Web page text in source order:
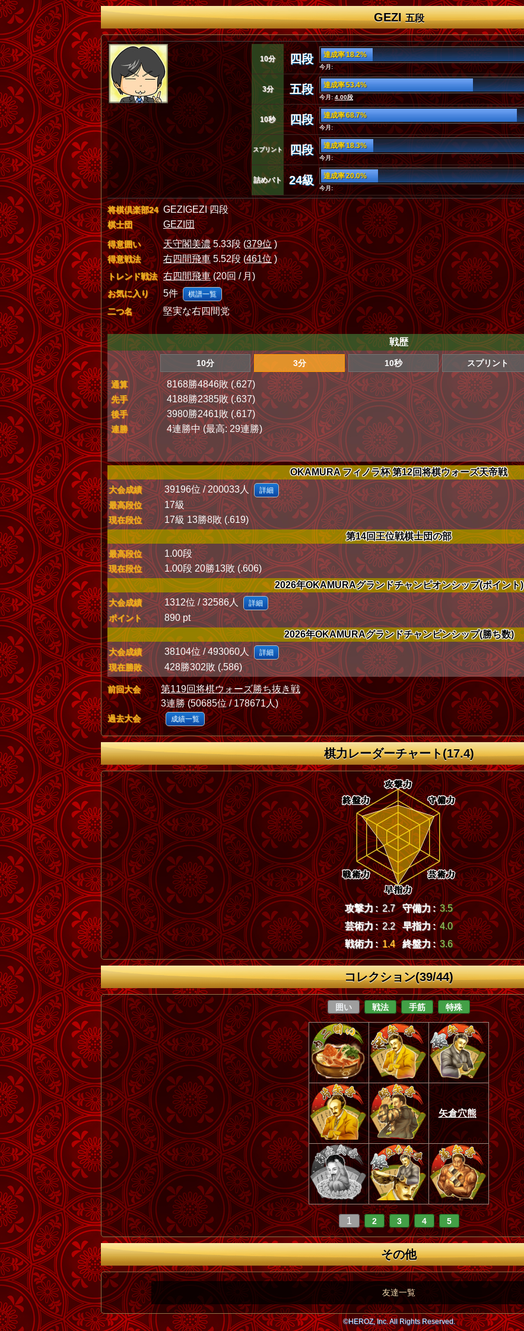
GEZI五段
10分 四段 達成率 18.2%
今月:
3分 五段 達成率 53.4%
今月: 4.00段
10秒 四段 達成率 68.7%
今月:
スプリント 四段 達成率 18.3%
今月:
詰めバト 24級 達成率 20.0%
今月:
将棋倶楽部24 GEZIGEZI 四段
棋士団 GEZI団
得意囲い 天守閣美濃5.33段 (379位)
得意戦法 右四間飛車5.52段 (461位)
トレンド戦法 右四間飛車(20回 / 月)
お気に入り 5件 棋譜一覧
二つ名 堅実な右四間党
戦歴
10分 3分 10秒 スプリント
通算 8168勝4846敗 (.627)
先手 4188勝2385敗 (.637)
後手 3980勝2461敗 (.617)
連勝 4連勝中 (最高: 29連勝)
OKAMURA フィノラ杯 第12回将棋ウォーズ天帝戦
大会成績 39196位 / 200033人 詳細
最高段位 17級
現在段位
17級 13勝8敗 (.619)
第14回王位戦棋士団の部
最高段位 1.00段
現在段位
1.00段 20勝13敗 (.606)
2026年OKAMURAグランドチャンピオンシップ(ポイント)
大会成績 1312位 / 32586人 詳細
ポイント
890 pt
2026年OKAMURAグランドチャンピンシップ(勝ち数)
大会成績 38104位 / 493060人 詳細
現在勝敗 428勝302敗 (.586)
前回大会
第119回将棋ウォーズ勝ち抜き戦
3連勝 (50685位 / 178671人)
過去大会 成績一覧
棋力レーダーチャート(17.4)
攻撃力 : 2.7 守備力 : 3.5
芸術力 : 2.2 早指力 : 4.0
戦術力 : 1.4 終盤力 : 3.6
コレクション(39/44)
囲い 戦法 手筋 特殊
矢倉穴熊
1 2 3 4 5
その他
友達一覧
©HEROZ, Inc. All Rights Reserved.